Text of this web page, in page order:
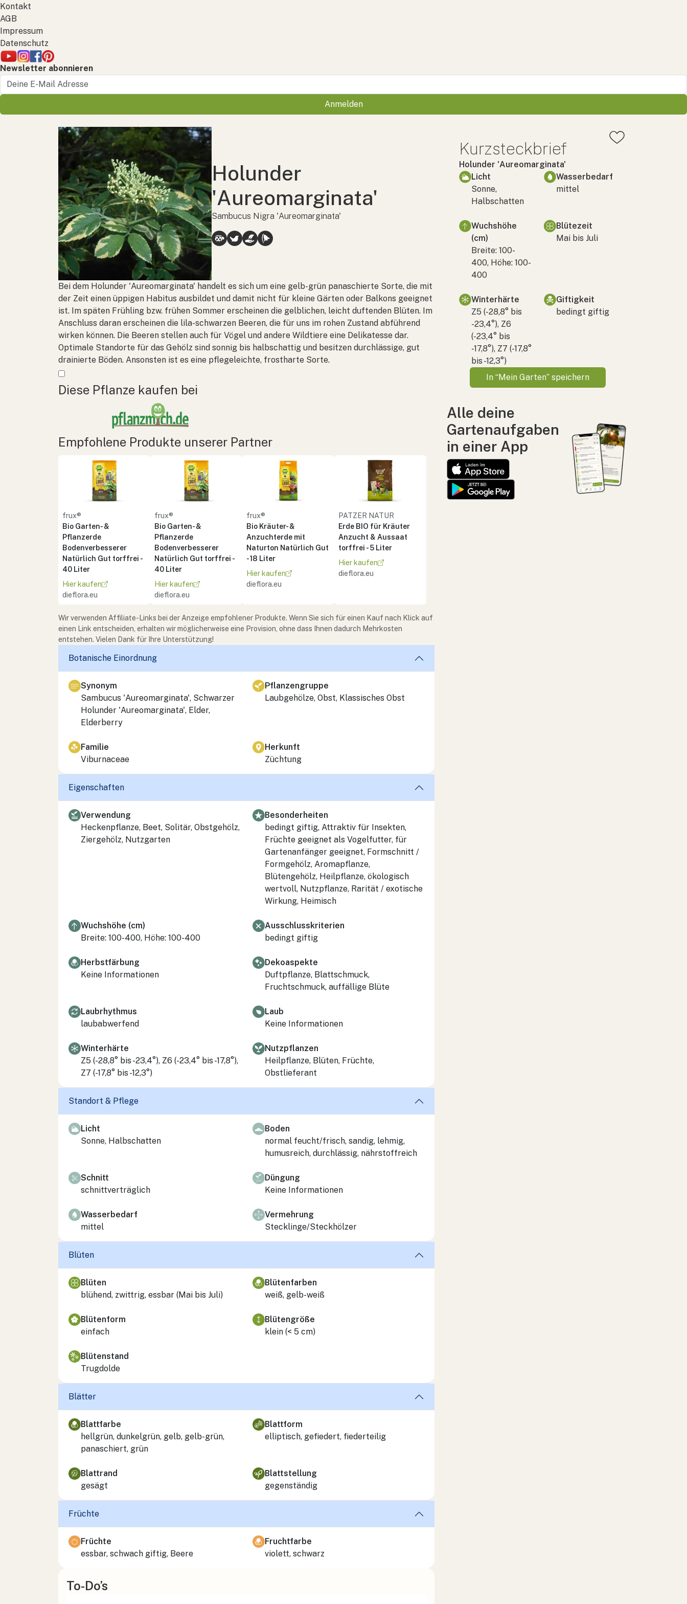
Kontakt
AGB
Impressum
Datenschutz
Newsletter abonnieren
Anmelden
Holunder
'Aureomarginata'
Sambucus Nigra 'Aureomarginata'
Bei dem Holunder 'Aureomarginata' handelt es sich um eine gelb-grün panaschierte Sorte, die mit
der Zeit einen üppigen Habitus ausbildet und damit nicht für kleine Gärten oder Balkons geeignet
ist. Im späten Frühling bzw. frühen Sommer erscheinen die gelblichen, leicht duftenden Blüten. Im
Anschluss daran erscheinen die lila-schwarzen Beeren, die für uns im rohen Zustand abführend
wirken können. Die Beeren stellen auch für Vögel und andere Wildtiere eine Delikatesse dar.
Optimale Standorte für das Gehölz sind sonnig bis halbschattig und besitzen durchlässige, gut
drainierte Böden. Ansonsten ist es eine pflegeleichte, frostharte Sorte.
Mehr anzeigen
Diese Pflanze kaufen bei
Empfohlene Produkte unserer Partner
frux®
Bio Garten- &
Pflanzerde
Bodenverbesserer
Natürlich Gut torffrei -
40 Liter
Hier kaufen
dieflora.eu
frux®
Bio Garten- &
Pflanzerde
Bodenverbesserer
Natürlich Gut torffrei -
40 Liter
Hier kaufen
dieflora.eu
frux®
Bio Kräuter- &
Anzuchterde mit
Naturton Natürlich Gut
- 18 Liter
Hier kaufen
dieflora.eu
PATZER NATUR
Erde BIO für Kräuter
Anzucht & Aussaat
torffrei - 5 Liter
Hier kaufen
dieflora.eu
Wir verwenden Affiliate-Links bei der Anzeige empfohlener Produkte. Wenn Sie sich für einen Kauf nach Klick auf
einen Link entscheiden, erhalten wir möglicherweise eine Provision, ohne dass Ihnen dadurch Mehrkosten
entstehen. Vielen Dank für Ihre Unterstützung!
Botanische Einordnung
Synonym
Sambucus 'Aureomarginata', Schwarzer
Holunder 'Aureomarginata', Elder,
Elderberry
Pflanzengruppe
Laubgehölze, Obst, Klassisches Obst
Familie
Viburnaceae
Herkunft
Züchtung
Eigenschaften
Verwendung
Heckenpflanze, Beet, Solitär, Obstgehölz,
Ziergehölz, Nutzgarten
Besonderheiten
bedingt giftig, Attraktiv für Insekten,
Früchte geeignet als Vogelfutter, für
Gartenanfänger geeignet, Formschnitt /
Formgehölz, Aromapflanze,
Blütengehölz, Heilpflanze, ökologisch
wertvoll, Nutzpflanze, Rarität / exotische
Wirkung, Heimisch
Wuchshöhe (cm)
Breite: 100-400, Höhe: 100-400
Ausschlusskriterien
bedingt giftig
Herbstfärbung
Keine Informationen
Dekoaspekte
Duftpflanze, Blattschmuck,
Fruchtschmuck, auffällige Blüte
Laubrhythmus
laubabwerfend
Laub
Keine Informationen
Winterhärte
Z5 (-28,8° bis -23,4°), Z6 (-23,4° bis -17,8°),
Z7 (-17,8° bis -12,3°)
Nutzpflanzen
Heilpflanze, Blüten, Früchte,
Obstlieferant
Standort & Pflege
Licht
Sonne, Halbschatten
Boden
normal feucht/frisch, sandig, lehmig,
humusreich, durchlässig, nährstoffreich
Schnitt
schnittverträglich
Düngung
Keine Informationen
Wasserbedarf
mittel
Vermehrung
Stecklinge/Steckhölzer
Blüten
Blüten
blühend, zwittrig, essbar (Mai bis Juli)
Blütenfarben
weiß, gelb-weiß
Blütenform
einfach
Blütengröße
klein (< 5 cm)
Blütenstand
Trugdolde
Blätter
Blattfarbe
hellgrün, dunkelgrün, gelb, gelb-grün,
panaschiert, grün
Blattform
elliptisch, gefiedert, fiederteilig
Blattrand
gesägt
Blattstellung
gegenständig
Früchte
Früchte
essbar, schwach giftig, Beere
Fruchtfarbe
violett, schwarz
To-Do’s
Kurzsteckbrief
Holunder 'Aureomarginata'
Licht
Sonne,
Halbschatten
Wasserbedarf
mittel
Wuchshöhe
(cm)
Breite: 100-
400, Höhe: 100-
400
Blütezeit
Mai bis Juli
Winterhärte
Z5 (-28,8° bis
-23,4°), Z6
(-23,4° bis
-17,8°), Z7 (-17,8°
bis -12,3°)
Giftigkeit
bedingt giftig
In “Mein Garten” speichern
Alle deine
Gartenaufgaben
in einer App